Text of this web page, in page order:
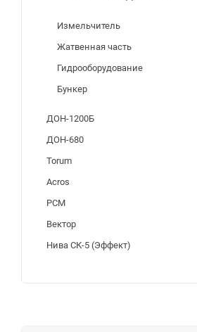
Измельчитель
Жатвенная часть
Гидрооборудование
Бункер
ДОН-1200Б
ДОН-680
Torum
Acros
РСМ
Вектор
Нива СК-5 (Эффект)